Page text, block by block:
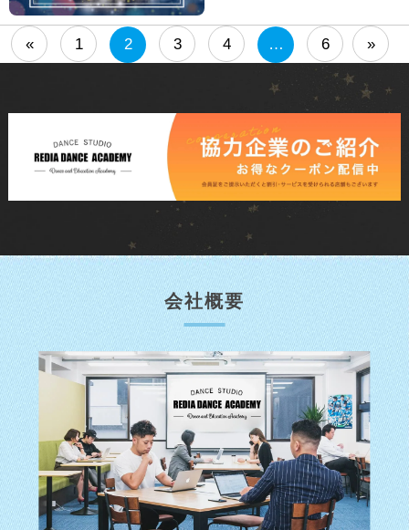
« 1 2 3 4 … 6 »
会社概要